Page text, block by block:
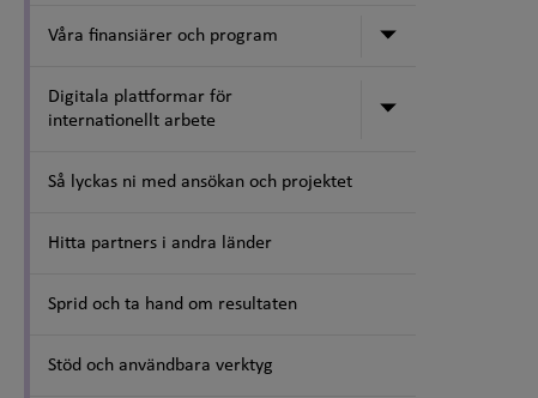
Våra finansiärer och program Undermeny
Digitala plattformar för
internationellt arbete
Undermeny
Så lyckas ni med ansökan och projektet
Hitta partners i andra länder
Sprid och ta hand om resultaten
Stöd och användbara verktyg